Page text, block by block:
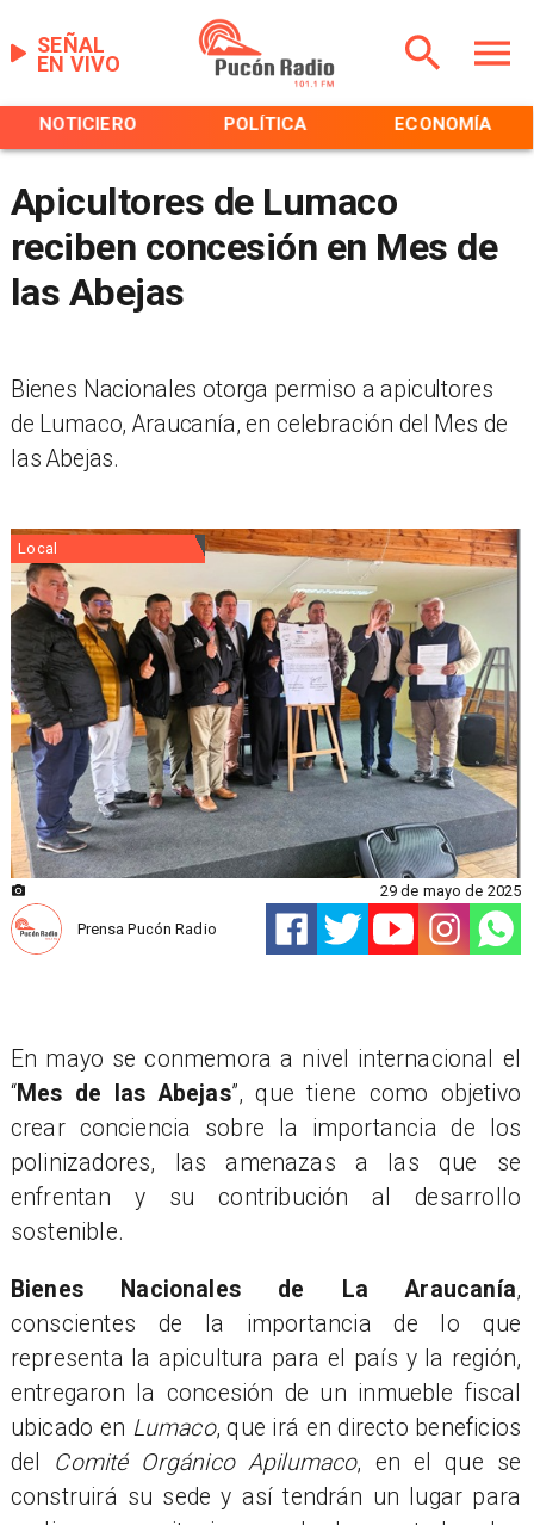
EN VIVO
SEÑAL
NOTICIERO POLÍTICA ECONOMÍA
Apicultores de Lumaco
reciben concesión en Mes de
las Abejas
Bienes Nacionales otorga permiso a apicultores
de Lumaco, Araucanía, en celebración del Mes de
las Abejas.
Local
Prensa Pucón Radio
29 de mayo de 2025
En mayo se conmemora a nivel internacional el
“Mes de las Abejas”, que tiene como objetivo
crear conciencia sobre la importancia de los
polinizadores, las amenazas a las que se
enfrentan y su contribución al desarrollo
sostenible.
Bienes Nacionales de La Araucanía,
conscientes de la importancia de lo que
representa la apicultura para el país y la región,
entregaron la concesión de un inmueble fiscal
ubicado en Lumaco, que irá en directo beneficios
del Comité Orgánico Apilumaco, en el que se
construirá su sede y así tendrán un lugar para